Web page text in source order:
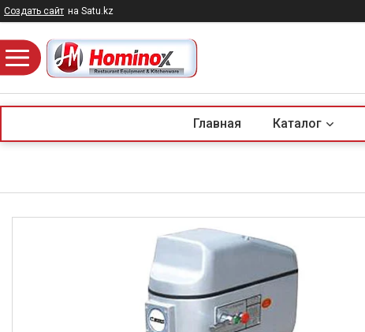
Создать сайт на Satu.kz
Главная Каталог